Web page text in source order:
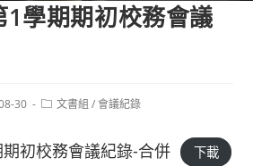
學期期初校務會議
30
Post文書組 / 會議紀錄
初校務會議紀錄-合併 下載